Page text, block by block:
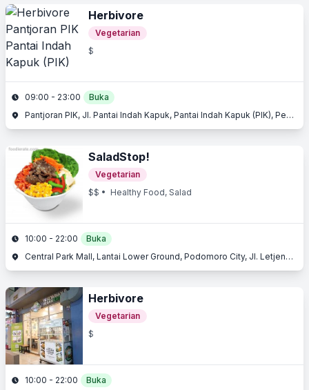
Herbivore
Vegetarian
$
09:00 - 23:00
Buka
Pantjoran PIK, Jl. Pantai Indah Kapuk, Pantai Indah Kapuk (PIK), Penjaringan, Jakarta Utara, Jakarta
SaladStop!
Vegetarian
$$ • Healthy Food, Salad
10:00 - 22:00
Buka
Central Park Mall, Lantai Lower Ground, Podomoro City, Jl. Letjend. S. Parman Kav. 28, Slipi, Jakarta Barat, Jakarta
Herbivore
Vegetarian
$
10:00 - 22:00 Buka